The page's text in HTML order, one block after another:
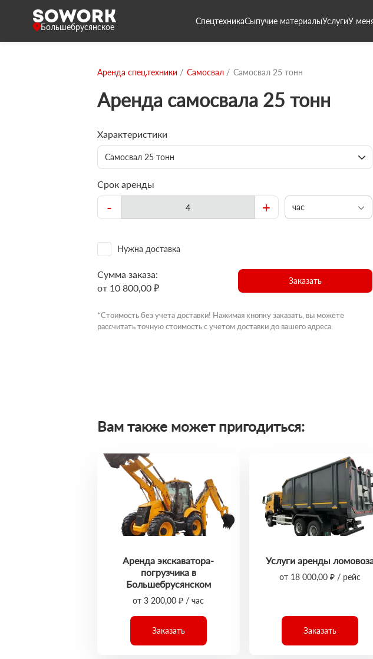
Большебрусянское
СпецтехникаСыпучие материалыУслугиУ
Аренда спец.техники Самосвал Самосвал 25 тонн
Аренда самосвала 25 тонн
Характеристики
Самосвал 25 тонн
Срок аренды
- + час
Нужна доставка
Сумма заказа:
от 10 800,00 ₽
Заказать
*Стоимость без учета доставки! Нажимая кнопку заказать, вы можете
рассчитать точную стоимость с учетом доставки до вашего адреса.
Вам также может пригодиться:
Аренда экскаватора-
погрузчика в
Большебрусянском
от 3 200,00 ₽ / час
Заказать
Услуги аренды
от 18 000,00 ₽ / рейс
Заказать